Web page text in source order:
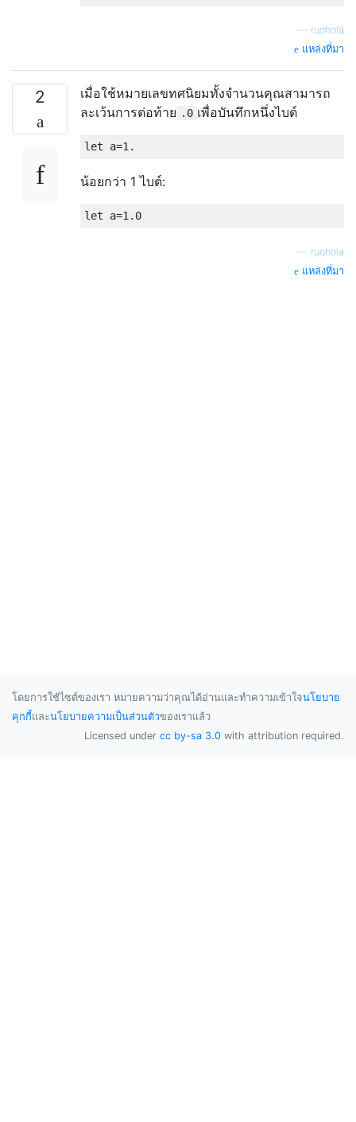
ruohola
แหล่งที่มา
2
เมื่อใช้หมายเลขทศนิยมทั้งจำนวนคุณสามารถ
ละเว้นการต่อท้าย .0 เพื่อบันทึกหนึ่งไบต์
น้อยกว่า 1 ไบต์:
ruohola
แหล่งที่มา
โดยการใช้ไซต์ของเรา หมายความว่าคุณได้อ่านและทำความเข้าใจนโยบาย
คุกกี้และนโยบายความเป็นส่วนตัวของเราแล้ว
Licensed under cc by-sa 3.0 with attribution required.